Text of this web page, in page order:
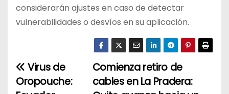
considerarán ajustes en caso de detectar
vulnerabilidades o desvíos en su aplicación.
N
Comienza retiro de
cables en La Pradera:
Virus de
Oropouche: